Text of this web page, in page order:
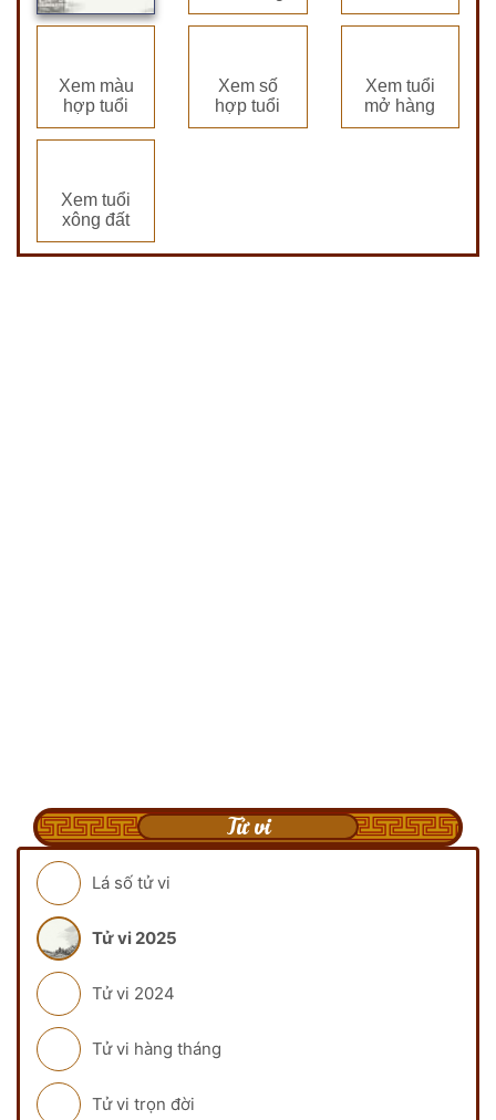
Xem màu
hợp tuổi
Xem số
hợp tuổi
Xem tuổi
mở hàng
Xem tuổi
xông đất
Tử vi
Lá số tử vi
Tử vi 2025
Tử vi 2024
Tử vi hàng tháng
Tử vi trọn đời